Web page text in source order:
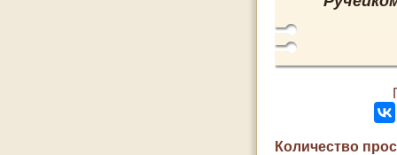
Количество